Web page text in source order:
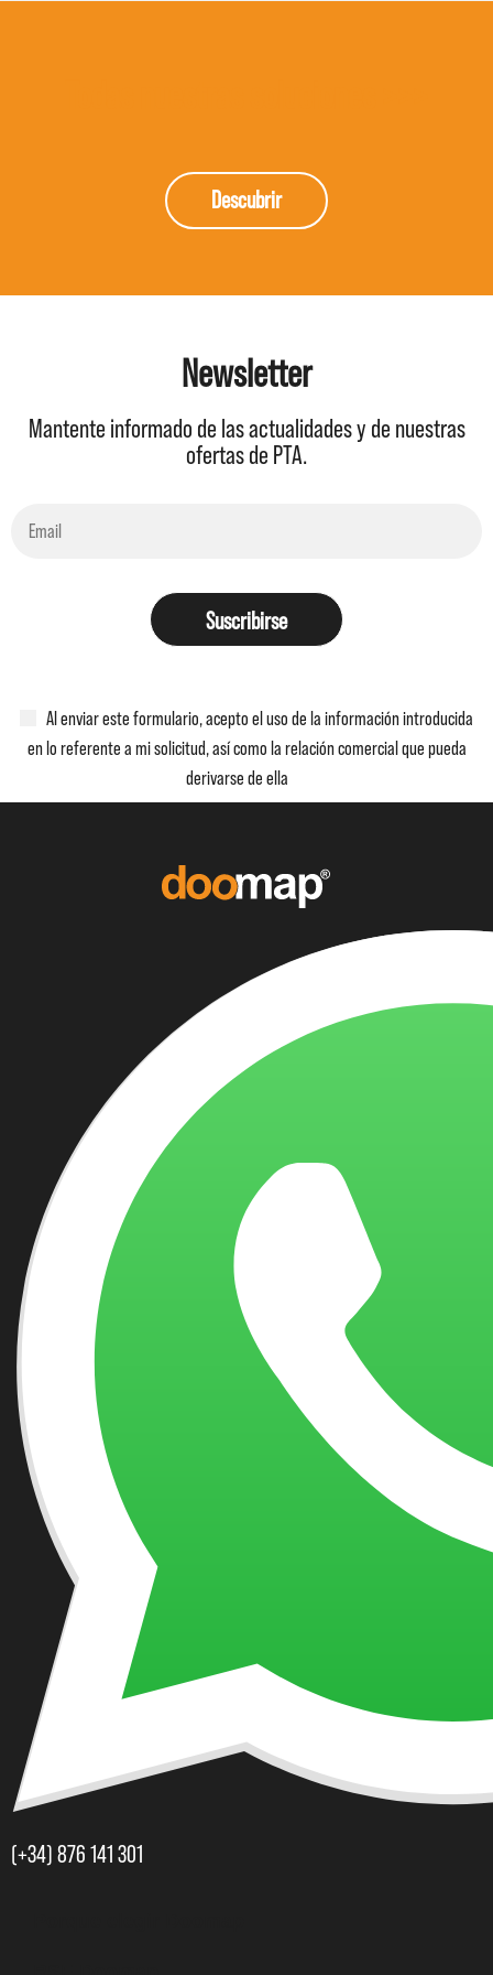
Descubrir
Newsletter
Mantente informado de las actualidades y de nuestras
ofertas de PTA.
Al enviar este formulario, acepto el uso de la información introducida
en lo referente a mi solicitud, así como la relación comercial que pueda
derivarse de ella
Suscribirse
(+34) 876 141 301​